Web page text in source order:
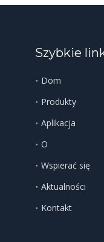
Szybkie
Dom
Produkty
Aplikacja
O
Wspierać się
Aktualności
Kontakt